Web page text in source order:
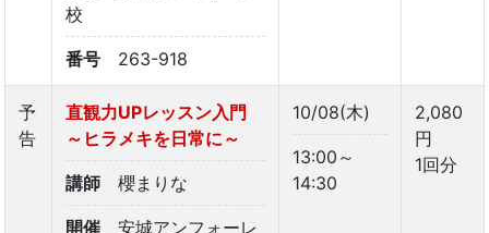
校
番号 263-918
予
告
直観力UPレッスン入門
～ヒラメキを日常に～
講師 櫻まりな
開催
安城アンフォーレ
10/08(木)
13:00～
14:30
2,080
円
1回分